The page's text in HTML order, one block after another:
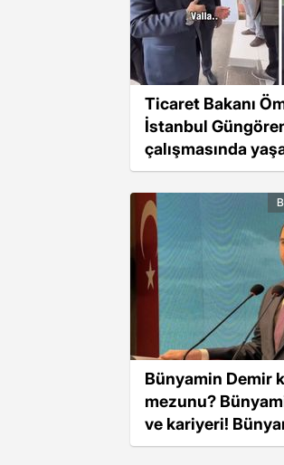
Ticaret Bakanı
İstanbul
çalışmasında
diyaloğu
Bünyamin Demir
mezunu?
ve kariyeri!
yaşında, nereli?